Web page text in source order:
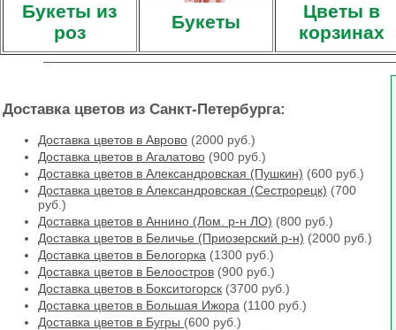
Букеты из
роз
Букеты
Цветы в
корзинах
Доставка цветов из Санкт-Петербурга:
Доставка цветов в Аврово (2000 руб.)
Доставка цветов в Агалатово (900 руб.)
Доставка цветов в Александровская (Пушкин) (600 руб.)
Доставка цветов в Александровская (Сестрорецк) (700
руб.)
Доставка цветов в Аннино (Лом. р-н ЛО) (800 руб.)
Доставка цветов в Беличье (Приозерский р-н) (2000 руб.)
Доставка цветов в Белогорка (1300 руб.)
Доставка цветов в Белоостров (900 руб.)
Доставка цветов в Бокситогорск (3700 руб.)
Доставка цветов в Большая Ижора (1100 руб.)
Доставка цветов в Бугры (600 руб.)